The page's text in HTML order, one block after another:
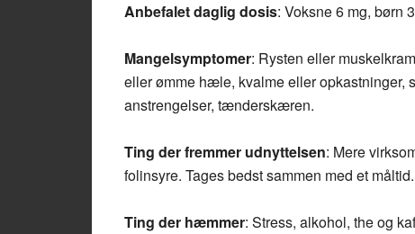
Anbefalet daglig dosis: Voksne 6 mg, børn
Mangelsymptomer: Rysten eller
eller ømme hæle, kvalme eller opkastninger,
anstrengelser, tænderskæren.
Ting der fremmer udnyttelsen: Mere
folinsyre. Tages bedst sammen med et måltid.
Ting der hæmmer: Stress, alkohol, the og